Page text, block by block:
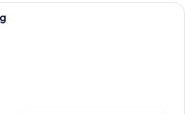
Televisi LCD 42-inci dengan saluran